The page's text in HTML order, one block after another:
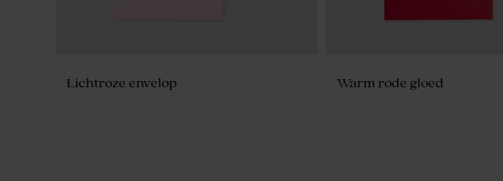
Lichtroze envelop Warm rode gloed